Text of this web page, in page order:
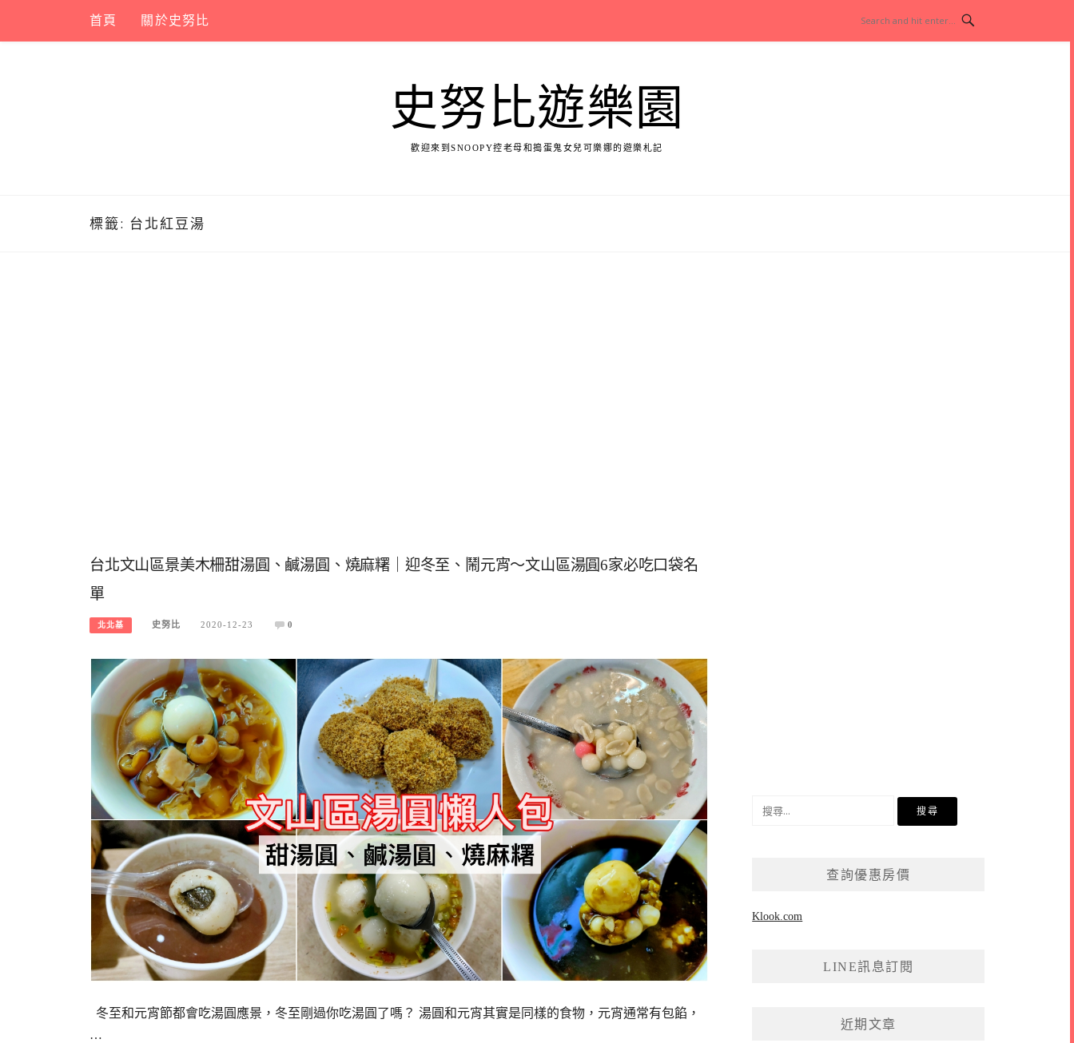
content
首頁 關於史努比
史努比遊樂園
歡迎來到SNOOPY控老母和搗蛋鬼女兒可樂娜的遊樂札記
標籤: 台北紅豆湯
台北文山區景美木柵甜湯圓、鹹湯圓、燒麻糬｜迎冬至、鬧元宵～文山區湯圓6家必吃口袋名
單
北北基 史努比 2020-12-23 0
冬至和元宵節都會吃湯圓應景，冬至剛過你吃湯圓了嗎？ 湯圓和元宵其實是同樣的食物，元宵通常有包餡，
…
查詢優惠房價
Klook.com
LINE訊息訂閱
近期文章